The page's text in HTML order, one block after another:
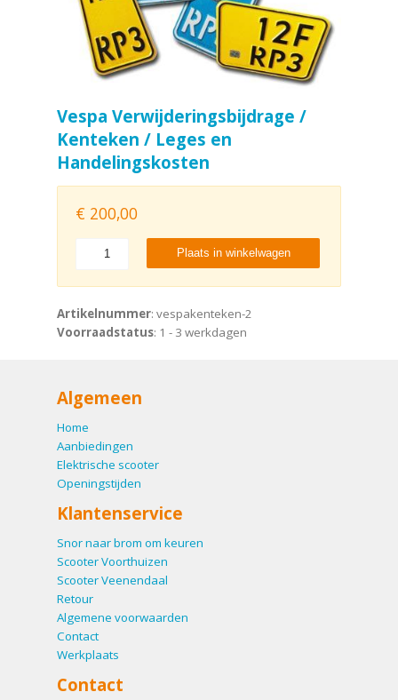
Vespa Verwijderingsbijdrage /
Kenteken / Leges en
Handelingskosten
€ 200,00
Plaats in winkelwagen
Artikelnummer: vespakenteken-2
Voorraadstatus: 1 - 3 werkdagen
Algemeen
Home
Aanbiedingen
Elektrische scooter
Openingstijden
Klantenservice
Snor naar brom om keuren
Scooter Voorthuizen
Scooter Veenendaal
Retour
Algemene voorwaarden
Contact
Werkplaats
Contact